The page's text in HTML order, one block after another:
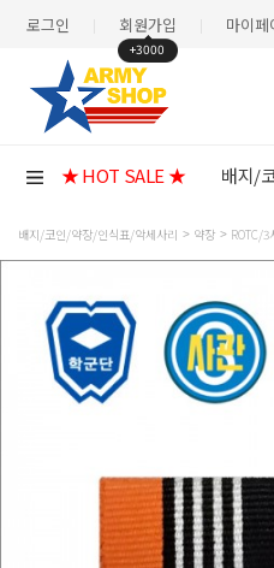
로그인 회원가입
+3000
마이페
★ HOT SALE ★ 배지/
배지/코인/약장/인식표/악세사리 약장 ROTC/3